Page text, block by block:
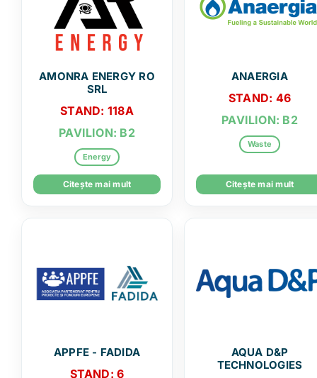
AMONRA ENERGY RO
SRL
STAND: 118A
PAVILION: B2
Energy
Citește mai mult
ANAERGIA
STAND: 46
PAVILION: B2
Waste
Citește mai mult
APPFE - FADIDA
STAND: 6
AQUA D&P
TECHNOLOGIES